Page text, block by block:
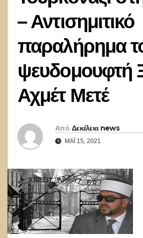
– Αντισημιτικό
παραλήρημα
ψευδομουφτή
Αχμέτ Μετέ
Από Δεκέλεια news
ΜΆΙ 15, 2021